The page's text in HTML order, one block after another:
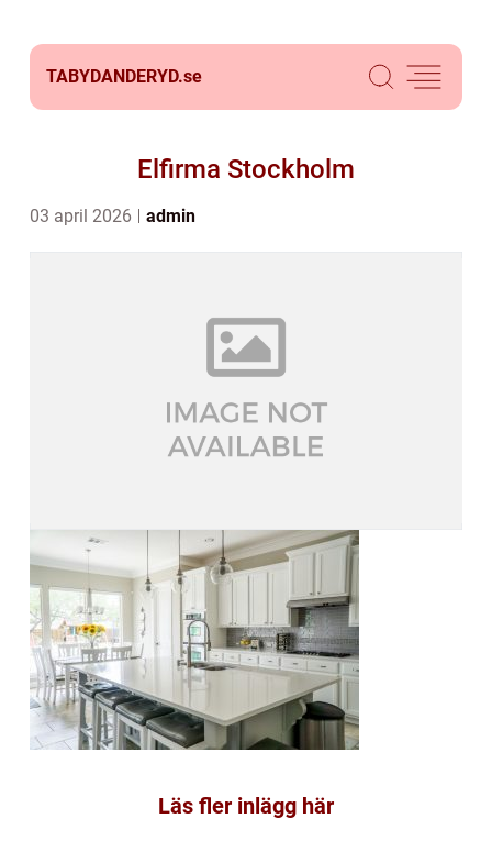
TABYDANDERYD.se
Elfirma Stockholm
03 april 2026 admin
Läs fler inlägg här